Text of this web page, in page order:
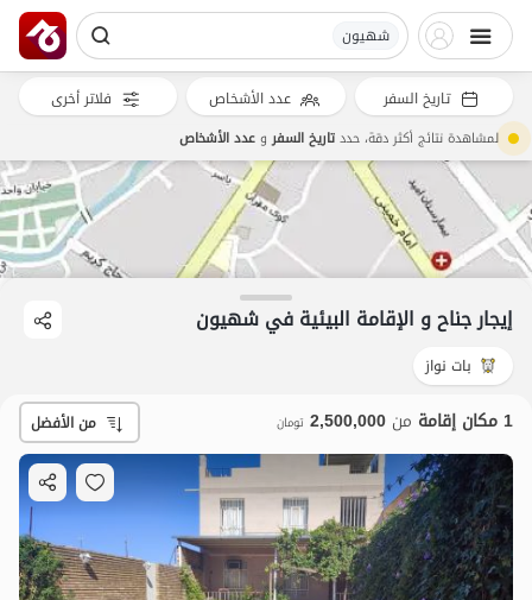
شهیون
مليون ت 4.6
إيجار جناح و الإقامة البيئية في شهیون
بات نواز
1 مكان إقامة من 2,500,000 تومان من الأفضل
تاريخ السفر عدد الأشخاص فلاتر أخرى
لمشاهدة نتائج أكثر دقة، حددتاريخ السفروعدد الأشخاص